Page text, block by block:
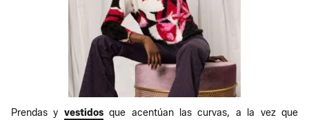
Prendas y vestidosque acentúan las curvas, a la vez que